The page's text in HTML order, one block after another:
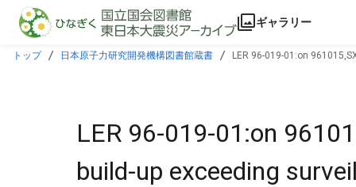
本文に飛ぶ
ギャラリー
トップ 日本原子力研究開発機構図書館蔵書
LER 96-019-01:on
LER 96-019-01:on
build-up exceeding